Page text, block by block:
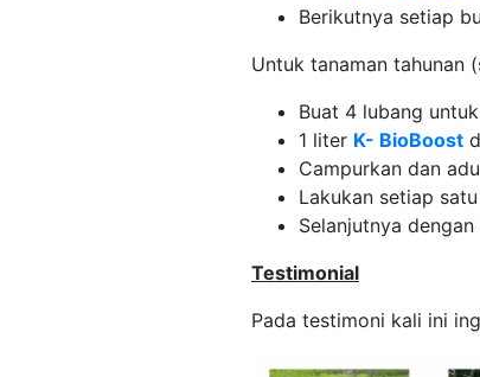
Berikutnya setiap
Untuk tanaman tahunan
Buat 4 lubang
1 liter K- BioBoost
Campurkan dan
Lakukan setiap
Selanjutnya
Testimonial
Pada testimoni kali ini